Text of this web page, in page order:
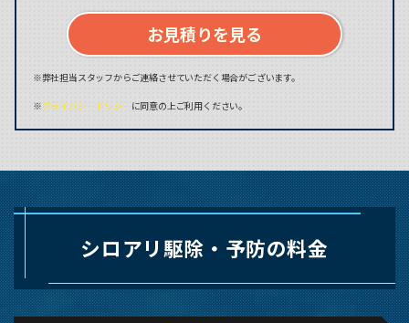
お見積りを見る
※弊社担当スタッフからご連絡させていただく場合がございます。
※プライバシーポリシーに同意の上ご利用ください。
シロアリ駆除・予防の料金